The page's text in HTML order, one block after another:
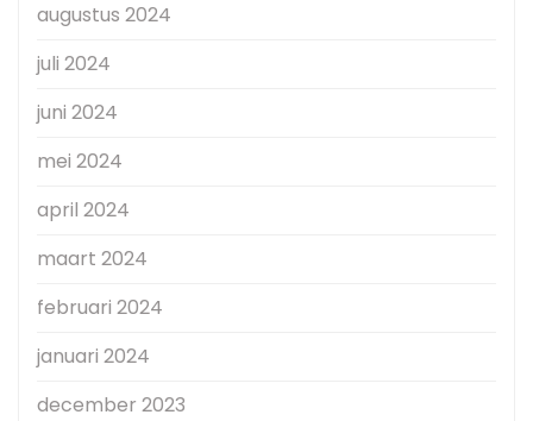
augustus 2024
juli 2024
juni 2024
mei 2024
april 2024
maart 2024
februari 2024
januari 2024
december 2023